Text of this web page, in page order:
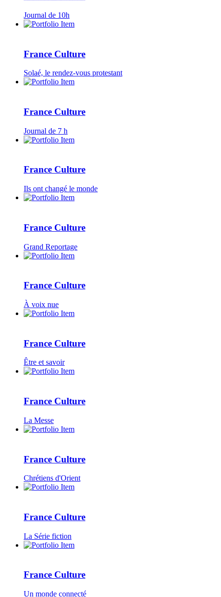
Journal de 10h
France Culture
Solaé, le rendez-vous protestant
France Culture
Journal de 7 h
France Culture
Ils ont changé le monde
France Culture
Grand Reportage
France Culture
À voix nue
France Culture
Être et savoir
France Culture
La Messe
France Culture
Chrétiens d'Orient
France Culture
La Série fiction
France Culture
Un monde connecté